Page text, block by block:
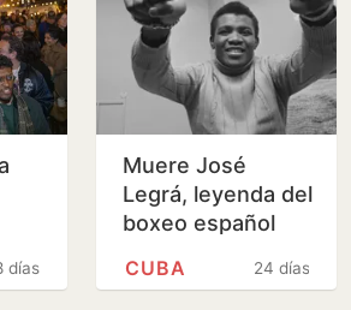
días
Muere José
Legrá, leyenda del
boxeo español
24 días
CUBA